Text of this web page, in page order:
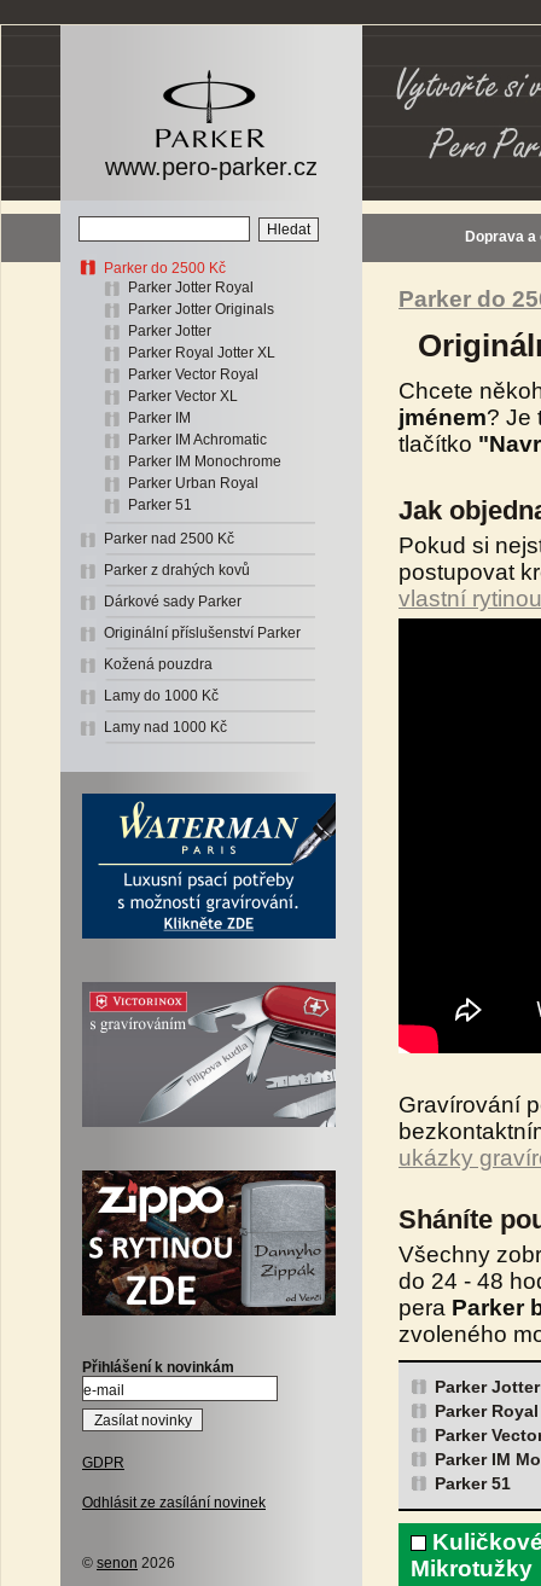
www.pero-parker.cz
Parker do 2500 Kč
Parker Jotter Royal
Parker Jotter Originals
Parker Jotter
Parker Royal Jotter XL
Parker Vector Royal
Parker Vector XL
Parker IM
Parker IM Achromatic
Parker IM Monochrome
Parker Urban Royal
Parker 51
Parker nad 2500 Kč
Parker z drahých kovů
Dárkové sady Parker
Originální příslušenství Parker
Kožená pouzdra
Lamy do 1000 Kč
Lamy nad 1000 Kč
Přihlášení k novinkám
GDPR
Odhlásit ze zasílání novinek
© senon 2026
Doprava a
Parker do
Chcete
jménem? Je
tlačítko
Jak
Pokud si
postupovat
vlastní rytinou
Gravírování
ukázky
Sháníte
Všechny
do 24 - 48
pera Parker
zvoleného
Parker
Parker
Parker
Parker IM
Parker 51
Mikrotužky